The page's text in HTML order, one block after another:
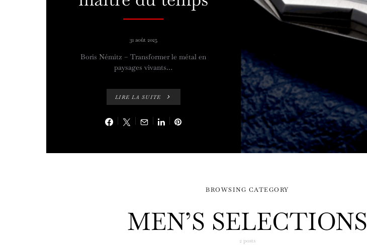
31 août 2025
Boris Némitz – Transformer le métal en
paysages vivants…
LIRE LA SUITE
BROWSING CATEGORY
MEN’S SELECTIONS
2 posts